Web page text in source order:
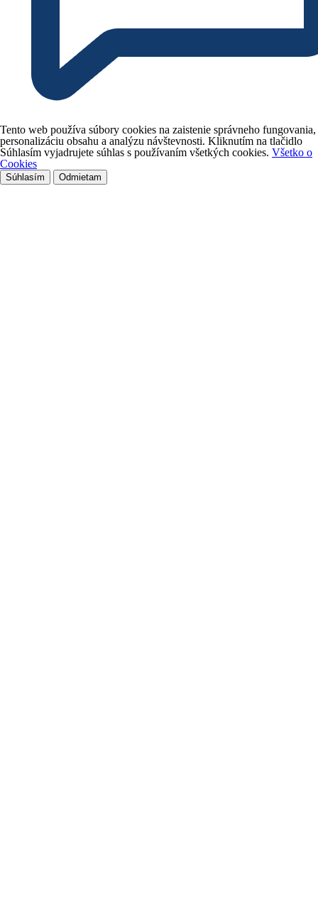
Tento web používa súbory cookies na zaistenie správneho fungovania,
personalizáciu obsahu a analýzu návštevnosti. Kliknutím na tlačidlo
Súhlasím vyjadrujete súhlas s používaním všetkých cookies. Všetko o
Cookies
Súhlasím Odmietam